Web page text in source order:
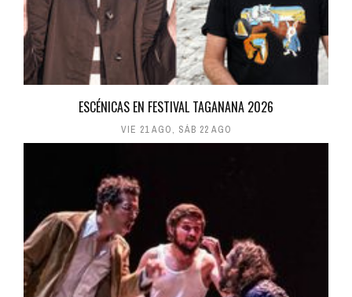
ESCÉNICAS EN FESTIVAL TAGANANA 2026
VIE 21 AGO, SÁB 22 AGO